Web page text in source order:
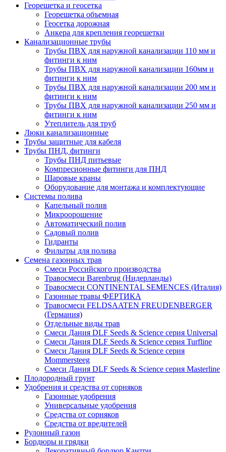
Георешетка и геосетка
Георешетка объемная
Геосетка дорожная
Анкера для крепления георешетки
Канализационные трубы
Трубы ПВХ для наружной канализации 110 мм и
фитинги к ним
Трубы ПВХ для наружной канализации 160мм и
фитинги к ним
Трубы ПВХ для наружной канализации 200 мм и
фитинги к ним
Трубы ПВХ для наружной канализации 250 мм и
фитинги к ним
Утеплитель для труб
Люки канализационные
Трубы защитные для кабеля
Трубы ПНД, фитинги
Трубы ПНД питьевые
Компресионные фитинги для ПНД
Шаровые краны
Оборудование для монтажа и комплектующие
Системы полива
Капельный полив
Микроорошение
Автоматический полив
Садовый полив
Гидранты
Фильтры для полива
Семена газонных трав
Смеси Российского производства
Травосмеси Barenbrug (Нидерланды)
Травосмеси CONTINENTAL SEMENCES (Италия)
Газонные травы ФЕРТИКА
Травосмеси FELDSAATEN FREUDENBERGER
(Германия)
Отдельные виды трав
Смеси Дания DLF Seeds & Sciеnce серия Universal
Смеси Дания DLF Seeds & Sciеnce серия Turfline
Смеси Дания DLF Seeds & Sciеnce серия
Mommersteeg
Смеси Дания DLF Seeds & Sciеnce серия Masterline
Плодородный грунт
Удобрения и средства от сорняков
Газонные удобрения
Универсальные удобрения
Средства от сорняков
Средства от вредителей
Рулонный газон
Бордюры и грядки